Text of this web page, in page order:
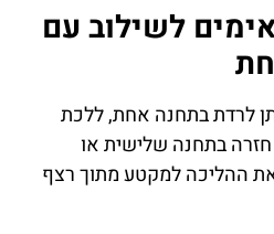
לשילוב עם
לרדת בתחנה אחת, ללכת
חזרה בתחנה שלישית או
ההליכה למקטע מתוך רצף